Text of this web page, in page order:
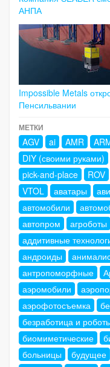
АНПА
Impossible Metals
Пенсильвании
МЕТКИ
AGV ai AMR
DIY (своими руками)
pick-and-place
ROV
VTOL
аватары
автомобили
автопром
агроботы
аддитивные
андроиды
антропоморфные
аэромобили
аэрофотосъемка
безработица и
биомиметические
больницы
будущее